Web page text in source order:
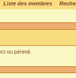
Liste des membres
ou périmé.